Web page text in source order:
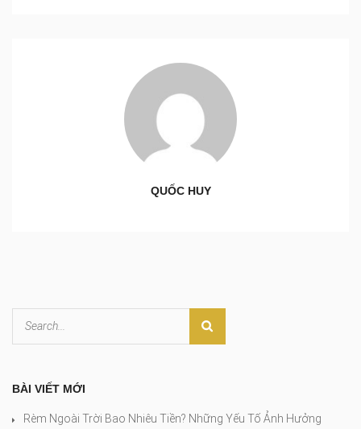
QUỐC HUY
BÀI VIẾT MỚI
Rèm Ngoài Trời Bao Nhiêu Tiền? Những Yếu Tố Ảnh Hưởng